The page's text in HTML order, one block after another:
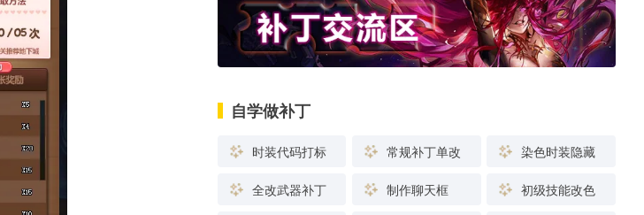
自学做补丁
时装代码打标 常规补丁单改 染色时装隐藏
全改武器补丁 制作聊天框 初级技能改色